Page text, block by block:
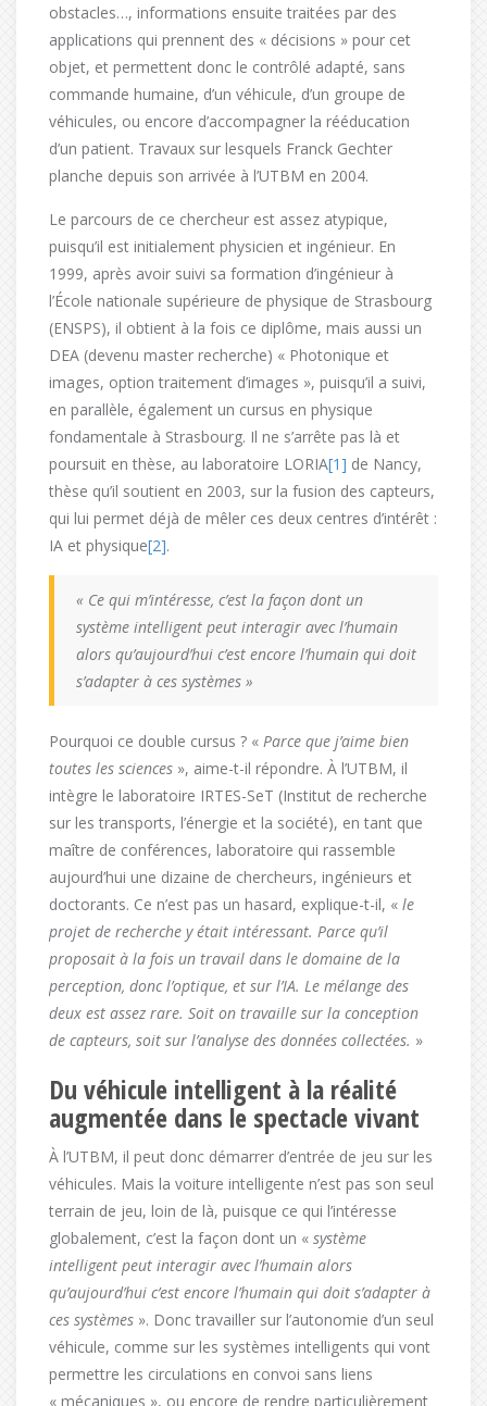
obstacles…, informations ensuite traitées par des
applications qui prennent des « décisions » pour cet
objet, et permettent donc le contrôlé adapté, sans
commande humaine, d’un véhicule, d’un groupe de
véhicules, ou encore d’accompagner la rééducation
d’un patient. Travaux sur lesquels Franck Gechter
planche depuis son arrivée à l’UTBM en 2004.
Le parcours de ce chercheur est assez atypique,
puisqu’il est initialement physicien et ingénieur. En
1999, après avoir suivi sa formation d’ingénieur à
l’École nationale supérieure de physique de Strasbourg
(ENSPS), il obtient à la fois ce diplôme, mais aussi un
DEA (devenu master recherche) « Photonique et
images, option traitement d’images », puisqu’il a suivi,
en parallèle, également un cursus en physique
fondamentale à Strasbourg. Il ne s’arrête pas là et
poursuit en thèse, au laboratoire LORIA[1] de Nancy,
thèse qu’il soutient en 2003, sur la fusion des capteurs,
qui lui permet déjà de mêler ces deux centres d’intérêt :
IA et physique[2].
« Ce qui m’intéresse, c’est la façon dont un
système intelligent peut interagir avec l’humain
alors qu’aujourd’hui c’est encore l’humain qui doit
s’adapter à ces systèmes »
Pourquoi ce double cursus ? « Parce que j’aime bien
toutes les sciences », aime-t-il répondre. À l’UTBM, il
intègre le laboratoire IRTES-SeT (Institut de recherche
sur les transports, l’énergie et la société), en tant que
maître de conférences, laboratoire qui rassemble
aujourd’hui une dizaine de chercheurs, ingénieurs et
doctorants. Ce n’est pas un hasard, explique-t-il, « le
projet de recherche y était intéressant. Parce qu’il
proposait à la fois un travail dans le domaine de la
perception, donc l’optique, et sur l’IA. Le mélange des
deux est assez rare. Soit on travaille sur la conception
de capteurs, soit sur l’analyse des données collectées. »
Du véhicule intelligent à la réalité
augmentée dans le spectacle vivant
À l’UTBM, il peut donc démarrer d’entrée de jeu sur les
véhicules. Mais la voiture intelligente n’est pas son seul
terrain de jeu, loin de là, puisque ce qui l’intéresse
globalement, c’est la façon dont un « système
intelligent peut interagir avec l’humain alors
qu’aujourd’hui c’est encore l’humain qui doit s’adapter à
ces systèmes ». Donc travailler sur l’autonomie d’un seul
véhicule, comme sur les systèmes intelligents qui vont
permettre les circulations en convoi sans liens
« mécaniques », ou encore de rendre particulièrement